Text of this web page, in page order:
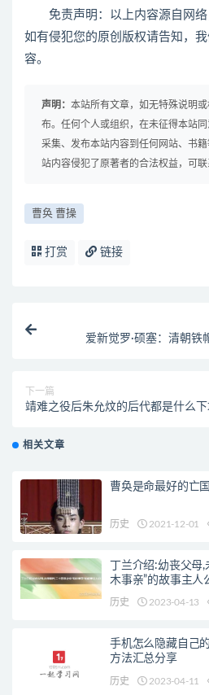
免责声明：以上内容源自网络
如有侵犯您的原创版权请告知，
容。
声明： 本站所有文章，如无特殊说明
布。任何个人或组织，在未征得本站同
采集、发布本站内容到任何网站、书
站内容侵犯了原著者的合法权益，可联
曹奂 曹操
打赏 链接
爱新觉罗·硕塞：清朝铁
下一篇
靖难之役后朱允炆的后代都是什么下
相关文章
曹奂是命最好的亡
历史 2021-12-01
丁兰介绍:幼丧父母,
木事亲”的故事主人
历史 2023-04-13
手机怎么隐藏自己
方法汇总分享
历史 2023-04-11